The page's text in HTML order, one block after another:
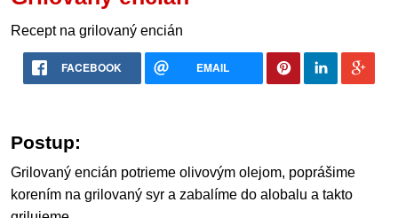
Recept na grilovaný encián
FACEBOOK EMAIL
Postup:
Grilovaný encián potrieme olivovým olejom, poprášime
korením na grilovaný syr a zabalíme do alobalu a takto